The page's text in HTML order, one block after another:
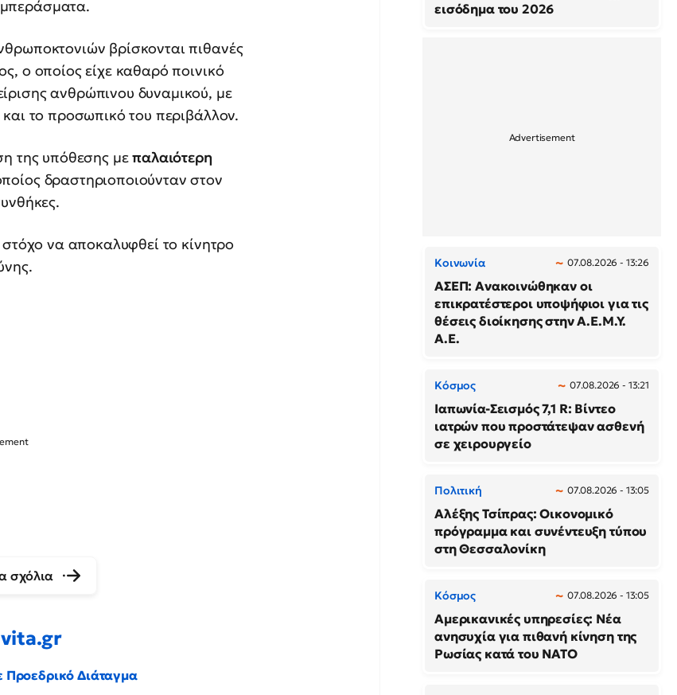
βρίσκονται πιθανές
ο οποίος είχε καθαρό ποινικό
ανθρώπινου δυναμικού, με
το προσωπικό του περιβάλλον.
της υπόθεσης μεπαλαιότερη
δραστηριοποιούνταν στον
να αποκαλυφθεί το κίνητρο
σχόλια
Προεδρικό Διάταγμα
εισόδημα του 2026
Κοινωνία 07.08.2026 - 13:26
ΑΣΕΠ: Ανακοινώθηκαν οι
επικρατέστεροι υποψήφιοι για τις
θέσεις διοίκησης στην Α.Ε.Μ.Υ.
Α.Ε.
Κόσμος 07.08.2026 - 13:21
Ιαπωνία-Σεισμός 7,1 R: Βίντεο
ιατρών που προστάτεψαν ασθενή
σε χειρουργείο
Πολιτική 07.08.2026 - 13:05
Αλέξης Τσίπρας: Οικονομικό
πρόγραμμα και συνέντευξη τύπου
στη Θεσσαλονίκη
Κόσμος 07.08.2026 - 13:05
Αμερικανικές υπηρεσίες: Νέα
ανησυχία για πιθανή κίνηση της
Ρωσίας κατά του ΝΑΤΟ